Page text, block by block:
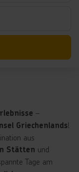
–
Griechenlands!
aus
Stätten und
Tage am